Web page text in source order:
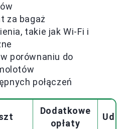
za bagaż
takie jak Wi-Fi i
porównaniu do
połączeń
Dodatkowe
opłaty